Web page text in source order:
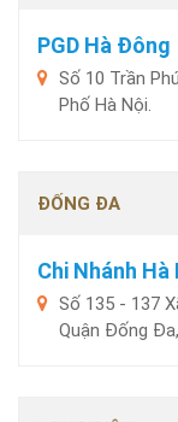
PGD Hà Đông
Số 10 Trần
Phố Hà Nội.
ĐỐNG ĐA
Chi Nhánh Hà
Số 135 - 137
Quận Đống